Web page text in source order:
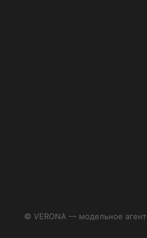
© VERONA — модельное